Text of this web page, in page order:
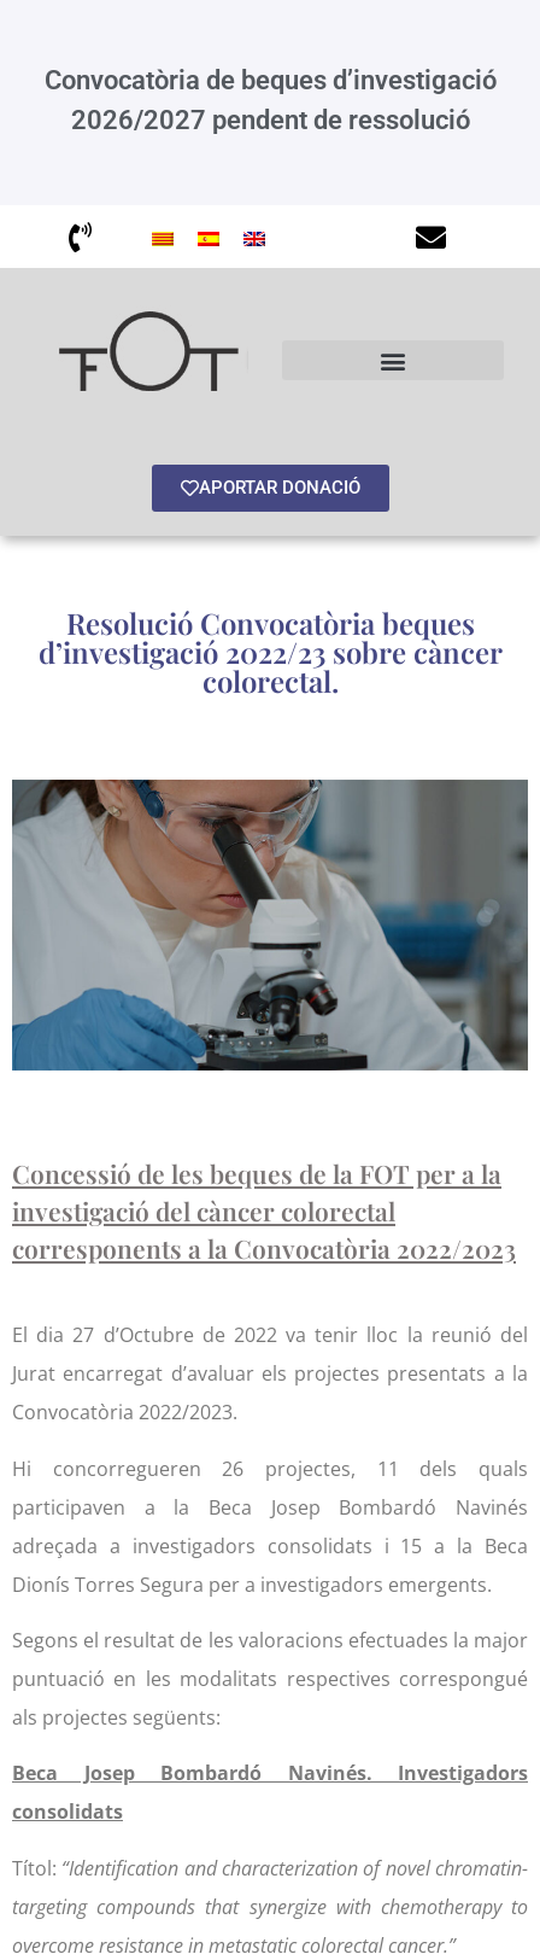
Convocatòria de beques d’investigació
2026/2027 pendent de ressolució
APORTAR DONACIÓ
Resolució Convocatòria beques
d’investigació 2022/23 sobre càncer
colorectal.
Concessió de les beques de la FOT per a la
investigació del càncer colorectal
corresponents a la Convocatòria 2022/2023
El dia 27 d’Octubre de 2022 va tenir lloc la reunió del
Jurat encarregat d’avaluar els projectes presentats a la
Convocatòria 2022/2023.
Hi concorregueren 26 projectes, 11 dels quals
participaven a la Beca Josep Bombardó Navinés
adreçada a investigadors consolidats i 15 a la Beca
Dionís Torres Segura per a investigadors emergents.
Segons el resultat de les valoracions efectuades la major
puntuació en les modalitats respectives correspongué
als projectes següents:
Beca Josep Bombardó Navinés. Investigadors
consolidats
Títol: “Identification and characterization of novel chromatin-
targeting compounds that synergize with chemotherapy to
overcome resistance in metastatic colorectal cancer.”